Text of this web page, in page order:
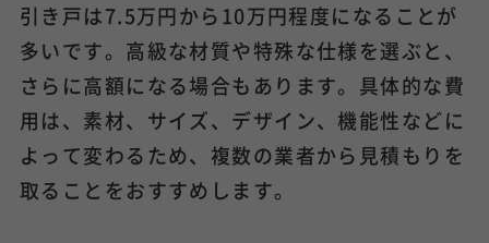
引き戸は7.5万円から10万円程度になることが
多いです。高級な材質や特殊な仕様を選ぶと、
さらに高額になる場合もあります。具体的な費
用は、素材、サイズ、デザイン、機能性などに
よって変わるため、複数の業者から見積もりを
取ることをおすすめします。